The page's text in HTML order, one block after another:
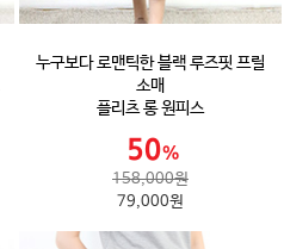
누구보다 로맨틱한 블랙 루즈핏 프릴
소매
플리츠 롱 원피스
158,000원
79,000원